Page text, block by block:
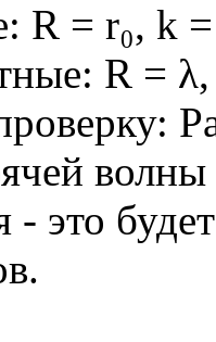
R = r₀, k
R =
- это